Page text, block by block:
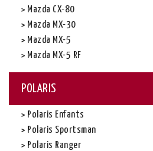
Mazda CX-80
Mazda MX-30
Mazda MX-5
Mazda MX-5 RF
POLARIS
Polaris Enfants
Polaris Sportsman
Polaris Ranger